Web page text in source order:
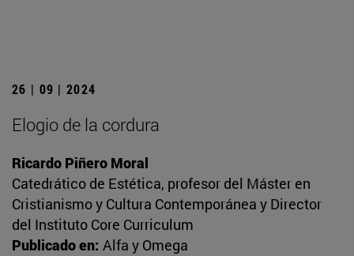
26 | 09 | 2024
Elogio de la cordura
Ricardo Piñero Moral
Catedrático de Estética, profesor del Máster en
Cristianismo y Cultura Contemporánea y Director
del Instituto Core Curriculum
Publicado en: Alfa y Omega